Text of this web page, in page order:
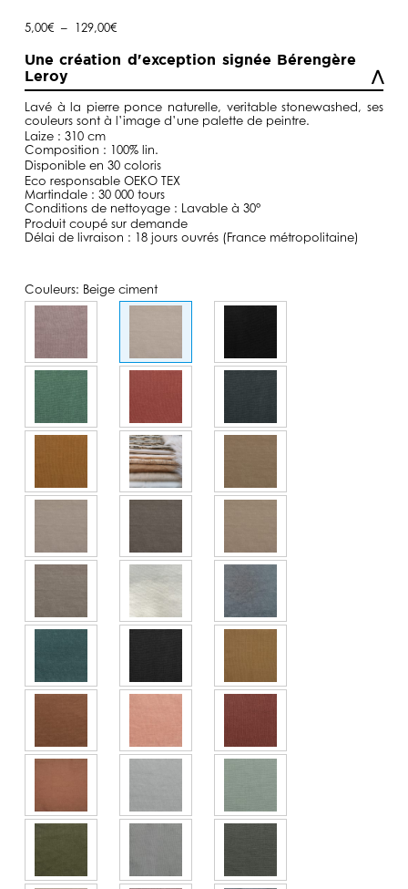
5,00€ – 129,00€Plage
5,00€
Une création d'exception signée Bérengère
Leroy
Lavéà la pierre ponce naturelle, veritablestonewashed, ses
couleurs sont à l’image d’une palette de peintre.
Laize : 310 cm
Composition : 100% lin.
Disponible en 30 coloris
Eco responsable OEKO TEX
Martindale : 30 000 tours
Conditions de nettoyage : Lavable à 30°
Produit coupé sur demande
Délai de livraison : 18 jours ouvrés (France métropolitaine)
Couleurs: Beige ciment